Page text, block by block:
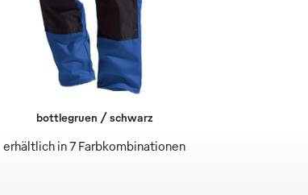
erhältlich in 7 Farbkombinationen
bottlegruen / schwarz